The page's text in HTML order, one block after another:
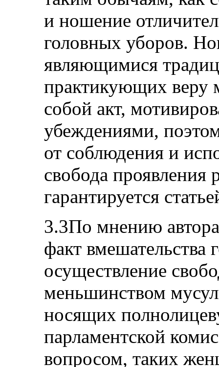
и ношение
головных уборов.
являющимися
практикующих веру
собой акт,
убеждениями,
от соблюдения и
свобода проявления
гарантируется
3.3По мнению
факт вмешательства
осуществление
меньшинством
носящих
парламентской
вопросом, таких